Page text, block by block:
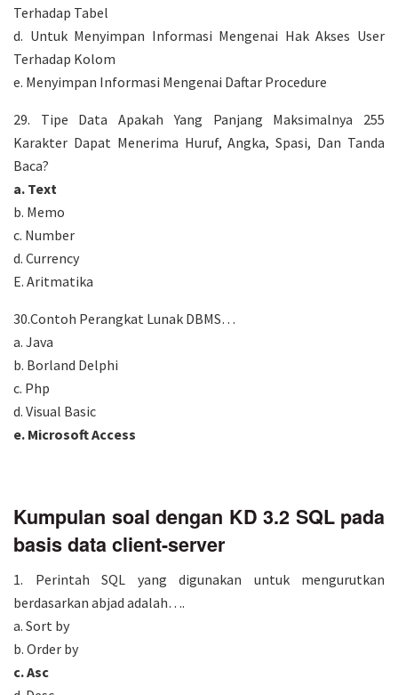
Terhadap Tabel
d. Untuk Menyimpan Informasi Mengenai Hak Akses User
Terhadap Kolom
e. Menyimpan Informasi Mengenai Daftar Procedure
29. Tipe Data Apakah Yang Panjang Maksimalnya 255
Karakter Dapat Menerima Huruf, Angka, Spasi, Dan Tanda
Baca?
a. Text
b. Memo
c. Number
d. Currency
E. Aritmatika
30.Contoh Perangkat Lunak DBMS…
a. Java
b. Borland Delphi
c. Php
d. Visual Basic
e. Microsoft Access
Kumpulan soal dengan KD 3.2 SQL pada
basis data client-server
1. Perintah SQL yang digunakan untuk mengurutkan
berdasarkan abjad adalah….
a. Sort by
b. Order by
c. Asc